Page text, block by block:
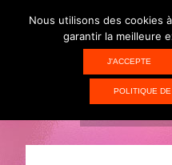
Nous utilisons des cookies
garantir la meilleure
J'ACCEPTE
POLITIQUE